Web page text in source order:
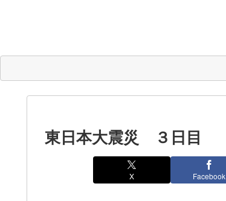
東日本大震災 ３日目
X Facebook